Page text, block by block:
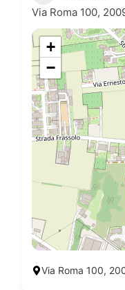
Via Roma 100,
+
−
Via Roma 100,